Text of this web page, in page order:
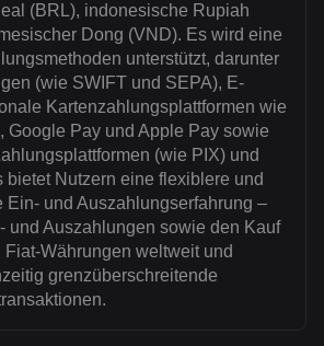
(BRL), indonesische Rupiah
Dong (VND). Es wird eine
unterstützt, darunter
(wie SWIFT und SEPA), E-
Kartenzahlungsplattformen wie
Google Pay und Apple Pay sowie
(wie PIX) und
bietet Nutzern eine flexiblere und
Ein- und Auszahlungserfahrung –
und Auszahlungen sowie den Kauf
Fiat-Währungen weltweit und
grenzüberschreitende